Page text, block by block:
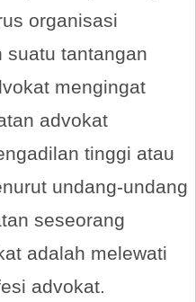
organisasi
suatu tantangan
mengingat
advokat
tinggi atau
undang-undang
seseorang
adalah melewati
advokat.